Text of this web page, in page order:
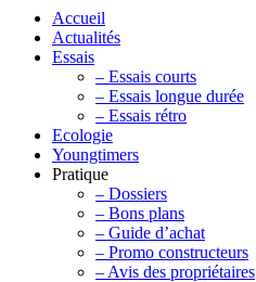
Accueil
Actualités
Essais
– Essais courts
– Essais longue durée
– Essais rétro
Ecologie
Youngtimers
Pratique
– Dossiers
– Bons plans
– Guide d’achat
– Promo constructeurs
– Avis des propriétaires